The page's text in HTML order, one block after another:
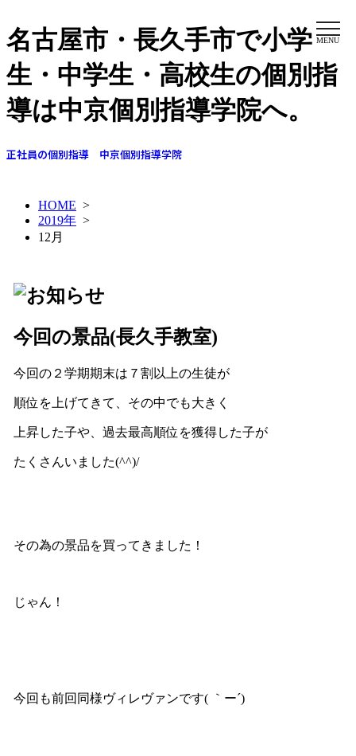
名古屋市・長久手市で小学
生・中学生・高校生の個別指
導は中京個別指導学院へ。
正社員の個別指導 中京個別指導学院
MENU
HOME >
2019年 >
12月
今回の景品(長久手教室)
今回の２学期期末は７割以上の生徒が
順位を上げてきて、その中でも大きく
上昇した子や、過去最高順位を獲得した子が
たくさんいました(^^)/
その為の景品を買ってきました！
じゃん！
今回も前回同様ヴィレヴァンです( ｀ー´)